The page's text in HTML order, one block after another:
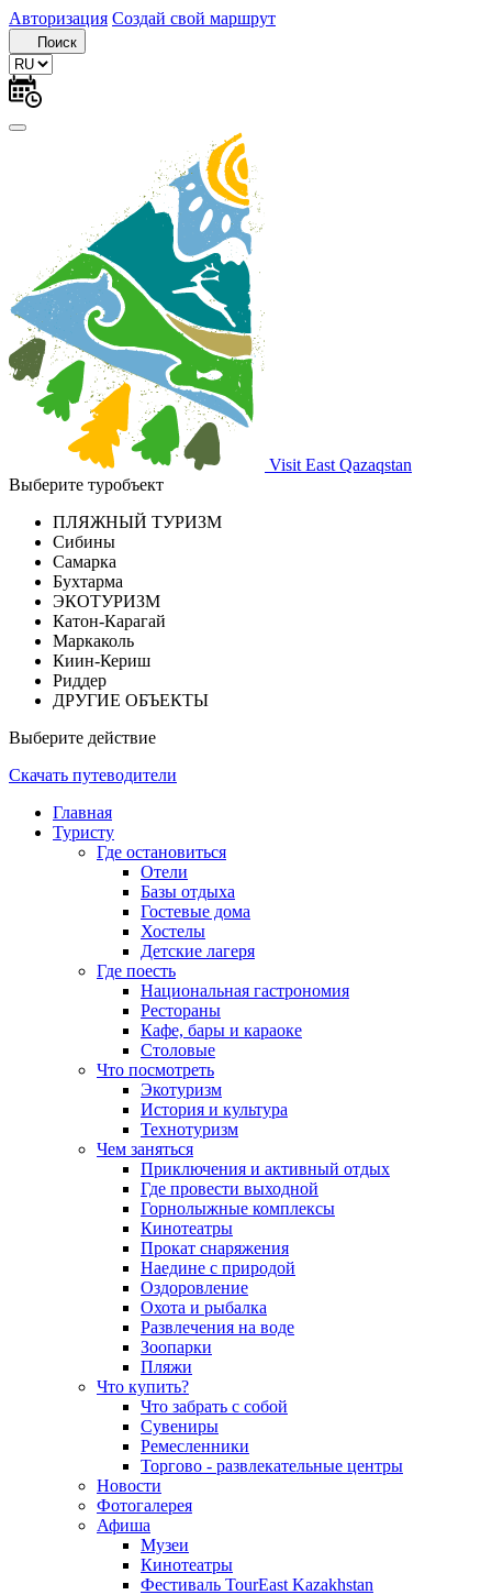
Авторизация Создай свой маршрут
Поиск
Visit East Qazaqstan
Выберите туробъект
ПЛЯЖНЫЙ ТУРИЗМ
Сибины
Самарка
Бухтарма
ЭКОТУРИЗМ
Катон-Карагай
Маркаколь
Киин-Кериш
Риддер
ДРУГИЕ ОБЪЕКТЫ
Выберите действие
Скачать путеводители
Главная
Туристу
Где остановиться
Отели
Базы отдыха
Гостевые дома
Хостелы
Детские лагеря
Где поесть
Национальная гастрономия
Рестораны
Кафе, бары и караоке
Столовые
Что посмотреть
Экотуризм
История и культура
Технотуризм
Чем заняться
Приключения и активный отдых
Где провести выходной
Горнолыжные комплексы
Кинотеатры
Прокат снаряжения
Наедине с природой
Оздоровление
Охота и рыбалка
Развлечения на воде
Зоопарки
Пляжи
Что купить?
Что забрать с собой
Сувениры
Ремесленники
Торгово - развлекательные центры
Новости
Фотогалерея
Афиша
Музеи
Кинотеатры
Фестиваль TourEast Kazakhstan